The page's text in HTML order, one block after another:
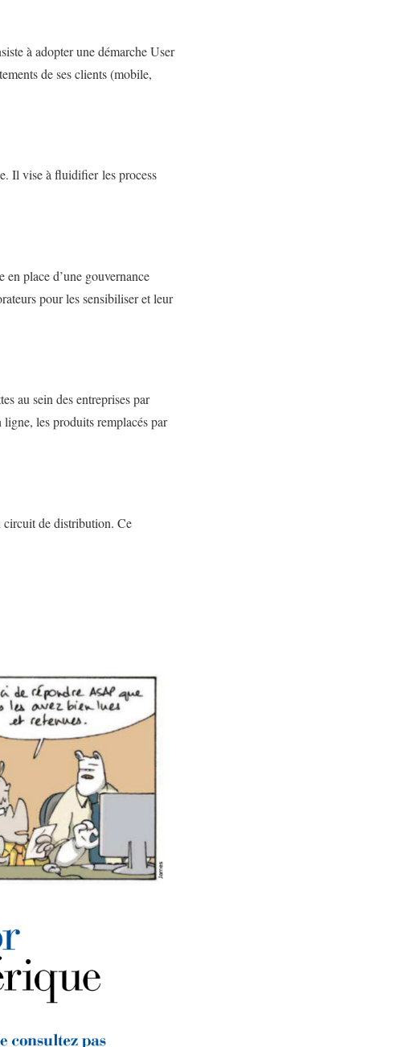
à adopter une démarche User
de ses clients (mobile,
Il vise à fluidifier les process
place d’une gouvernance
pour les sensibiliser et leur
au sein des entreprises par
les produits remplacés par
circuit de distribution. Ce